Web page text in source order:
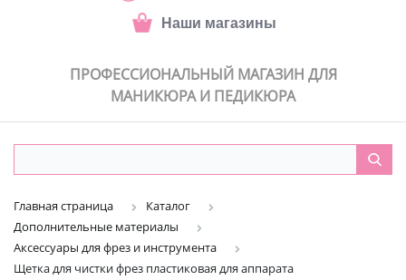
Наши магазины
ПРОФЕССИОНАЛЬНЫЙ МАГАЗИН ДЛЯ
МАНИКЮРА И ПЕДИКЮРА
Главная страница
Каталог
Дополнительные материалы
Аксессуары для фрез и инструмента
Щетка для чистки фрез пластиковая для аппарата